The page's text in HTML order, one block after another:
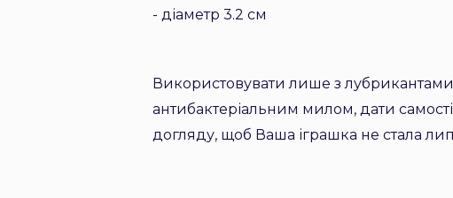
- діаметр 3.2 см
Використовувати лише з
антибактеріальним милом, дати
догляду, щоб Ваша іграшка не стала